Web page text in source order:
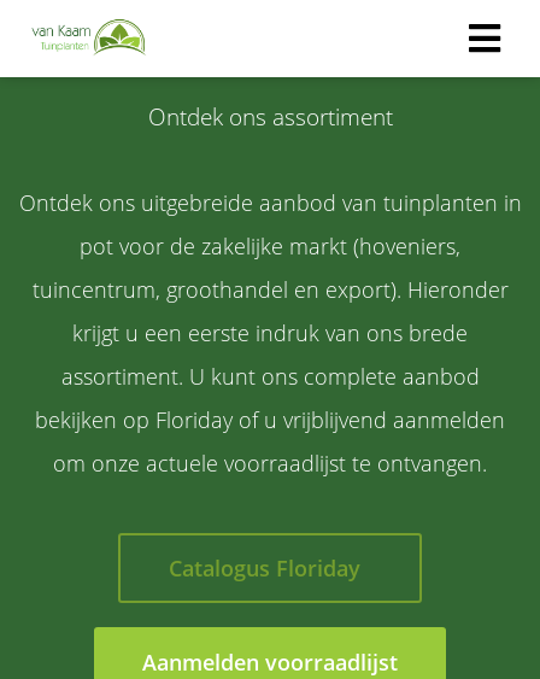
Ontdek ons assortiment
Ontdek ons uitgebreide aanbod van tuinplanten in
pot voor de zakelijke markt (hoveniers,
tuincentrum, groothandel en export). Hieronder
krijgt u een eerste indruk van ons brede
assortiment. U kunt ons complete aanbod
bekijken op Floriday of u vrijblijvend aanmelden
om onze actuele voorraadlijst te ontvangen.
Catalogus Floriday
Aanmelden voorraadlijst